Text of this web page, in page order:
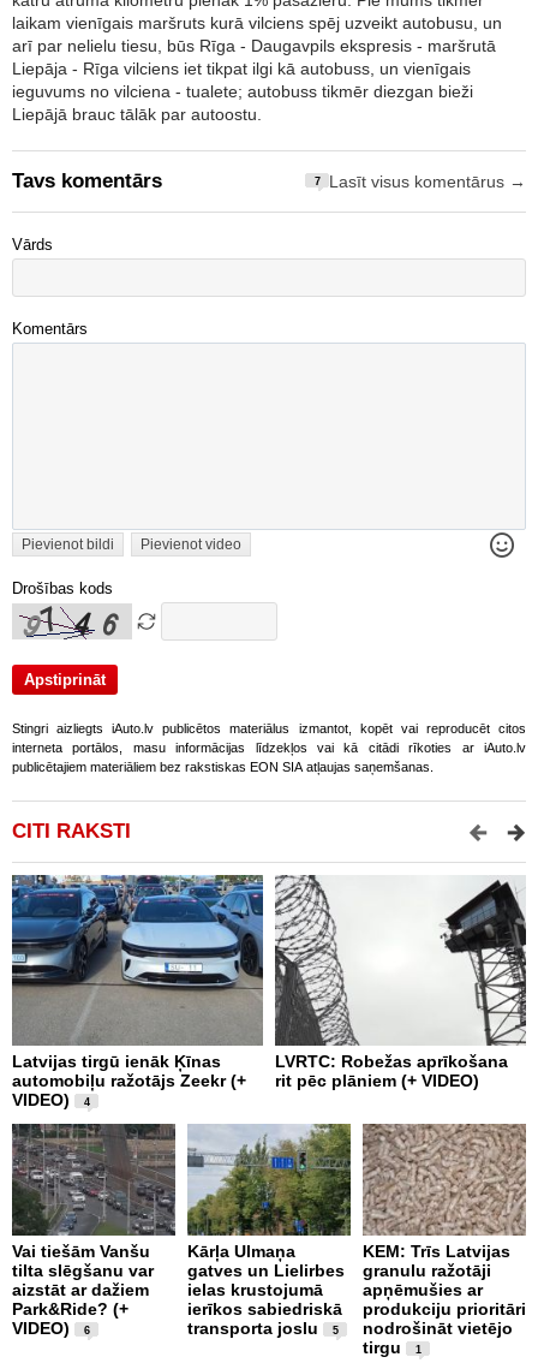
laikam vienīgais maršruts kurā vilciens spēj uzveikt autobusu, un
arī par nelielu tiesu, būs Rīga - Daugavpils ekspresis - maršrutā
Liepāja - Rīga vilciens iet tikpat ilgi kā autobuss, un vienīgais
ieguvums no vilciena - tualete; autobuss tikmēr diezgan bieži
Liepājā brauc tālāk par autoostu.
Tavs komentārs 7 Lasīt visus komentārus →
Vārds
Komentārs
Pievienot bildi Pievienot video
Drošības kods
Stingri aizliegts iAuto.lv publicētos materiālus izmantot, kopēt vai reproducēt citos
interneta portālos, masu informācijas līdzekļos vai kā citādi rīkoties ar iAuto.lv
publicētajiem materiāliem bez rakstiskas EON SIA atļaujas saņemšanas.
CITI RAKSTI
Latvijas tirgū ienāk Ķīnas
automobiļu ražotājs Zeekr (+
VIDEO)
4
LVRTC: Robežas aprīkošana
rit pēc plāniem (+ VIDEO)
Vai tiešām Vanšu
tilta slēgšanu var
aizstāt ar dažiem
Park&Ride? (+
VIDEO)
6
Kārļa Ulmaņa
gatves un Lielirbes
ielas krustojumā
ierīkos sabiedriskā
transporta joslu
5
KEM: Trīs Latvijas
granulu ražotāji
apņēmušies ar
produkciju prioritāri
nodrošināt vietējo
tirgu
1